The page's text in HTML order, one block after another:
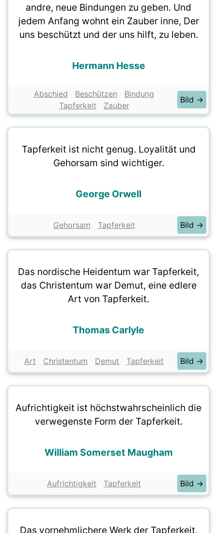
andre, neue Bindungen zu geben. Und
jedem Anfang wohnt ein Zauber inne, Der
uns beschützt und der uns hilft, zu leben.
Hermann Hesse
Abschied Beschützen
Bindung
Tapferkeit
Zauber
Bild →
Tapferkeit ist nicht genug. Loyalität und
Gehorsam sind wichtiger.
George Orwell
Gehorsam Tapferkeit Bild →
Das nordische Heidentum war Tapferkeit,
das Christentum war Demut, eine edlere
Art von Tapferkeit.
Thomas Carlyle
Art Christentum Demut Tapferkeit Bild →
Aufrichtigkeit ist höchstwahrscheinlich die
verwegenste Form der Tapferkeit.
William Somerset Maugham
Aufrichtigkeit Tapferkeit Bild →
Das vornehmlichere Werk der Tapferkeit,